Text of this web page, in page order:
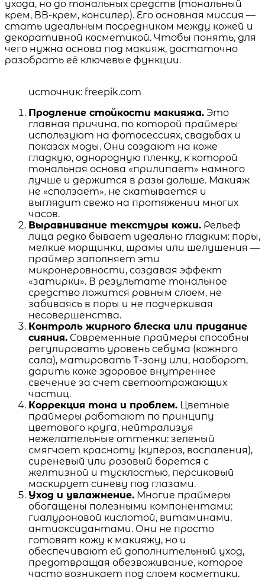
ухода, но до тональных средств (тональный
крем, ВВ-крем, консилер). Его основная миссия —
стать идеальным посредником между кожей и
декоративной косметикой. Чтобы понять, для
чего нужна основа под макияж, достаточно
разобрать её ключевые функции.
источник: freepik.com
Продление стойкости макияжа. Это
главная причина, по которой праймеры
используют на фотосессиях, свадьбах и
показах моды. Они создают на коже
гладкую, однородную пленку, к которой
тональная основа «прилипает» намного
лучше и держится в разы дольше. Макияж
не «сползает», не скатывается и
выглядит свежо на протяжении многих
часов.
Выравнивание текстуры кожи. Рельеф
лица редко бывает идеально гладким: поры,
мелкие морщинки, шрамы или шелушения —
праймер заполняет эти
микронеровности, создавая эффект
«затирки». В результате тональное
средство ложится ровным слоем, не
забиваясь в поры и не подчеркивая
несовершенства.
Контроль жирного блеска или придание
сияния. Современные праймеры способны
регулировать уровень себума (кожного
сала), матировать Т-зону или, наоборот,
дарить коже здоровое внутреннее
свечение за счет светоотражающих
частиц.
Коррекция тона и проблем. Цветные
праймеры работают по принципу
цветового круга, нейтрализуя
нежелательные оттенки: зеленый
смягчает красноту (купероз, воспаления),
сиреневый или розовый борется с
желтизной и тусклостью, персиковый
маскирует синеву под глазами.
Уход и увлажнение. Многие праймеры
обогащены полезными компонентами:
гиалуроновой кислотой, витаминами,
антиоксидантами. Они не просто
готовят кожу к макияжу, но и
обеспечивают ей дополнительный уход,
предотвращая обезвоживание, которое
часто возникает под слоем косметики.